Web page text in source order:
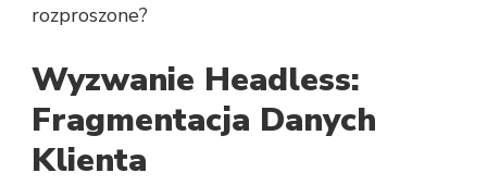
rozproszone?
Wyzwanie Headless:
Fragmentacja Danych
Klienta